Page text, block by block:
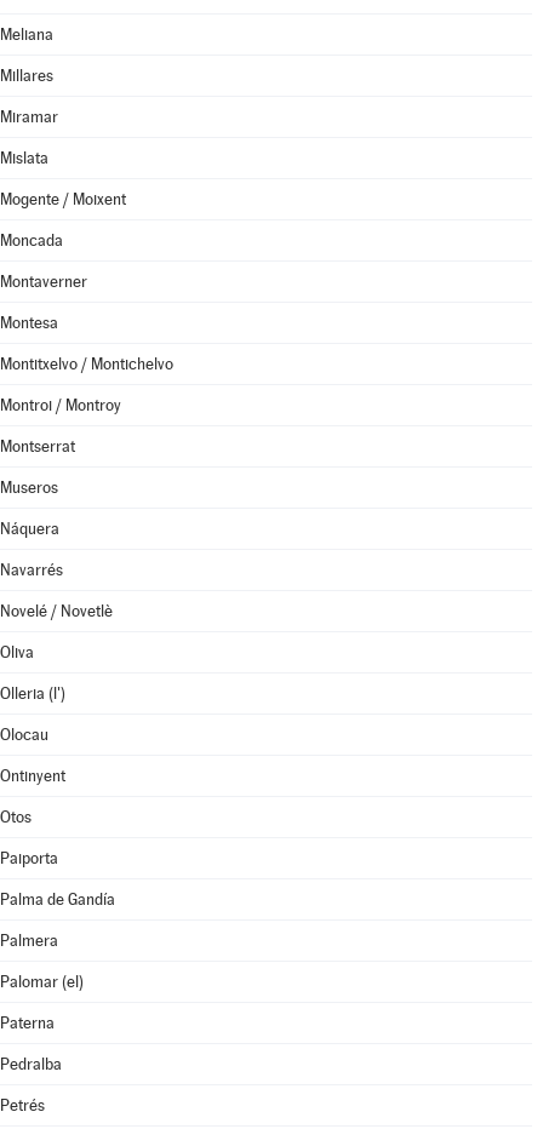
Meliana
Millares
Miramar
Mislata
Mogente / Moixent
Moncada
Montaverner
Montesa
Montitxelvo / Montichelvo
Montroi / Montroy
Montserrat
Museros
Náquera
Navarrés
Novelé / Novetlè
Oliva
Olleria (l')
Olocau
Ontinyent
Otos
Paiporta
Palma de Gandía
Palmera
Palomar (el)
Paterna
Pedralba
Petrés